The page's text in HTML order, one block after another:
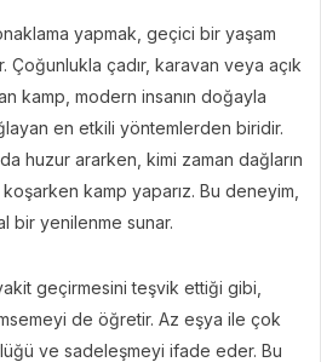
yapmak, geçici bir yaşam
Çoğunlukla çadır, karavan veya açık
kamp, modern insanın doğayla
en etkili yöntemlerden biridir.
huzur ararken, kimi zaman dağların
kamp yaparız. Bu deneyim,
bir yenilenme sunar.
geçirmesini teşvik ettiği gibi,
de öğretir. Az eşya ile çok
ve sadeleşmeyi ifade eder. Bu